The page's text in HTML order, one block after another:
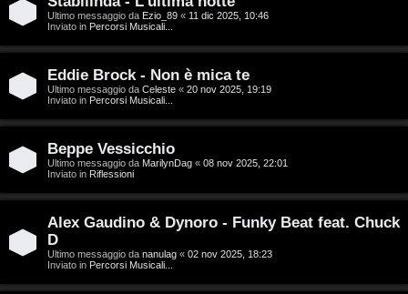
e
n
z
a
r
p
o
Ultimo messaggio da Ezio_89 « 11 dic 2025, 10:46
Inviato in Percorsi Musicali...
Eddie Brock - Non è mica te
Ultimo messaggio da Celeste « 20 nov 2025, 19:19
Inviato in Percorsi Musicali...
Beppe Vessicchio
Ultimo messaggio da MarilynDag « 08 nov 2025, 22:01
Inviato in Riflessioni
Alex Gaudino & Dynoro - Funky Beat feat. Chuck
D
Ultimo messaggio da nanulag « 02 nov 2025, 18:23
Inviato in Percorsi Musicali...
G
i
g
D
'
A
g